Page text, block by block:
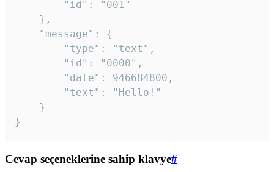
}
Cevap seçeneklerine sahip klavye#